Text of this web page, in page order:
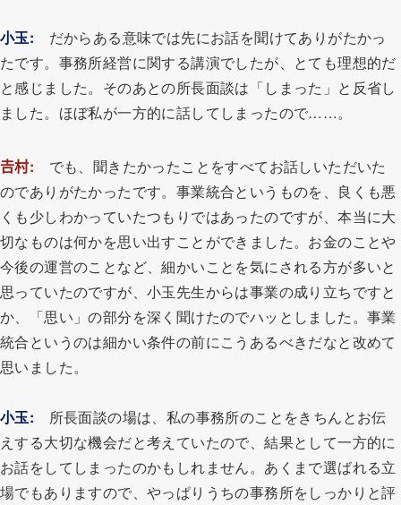
小玉: だからある意味では先にお話を聞けてありがたかっ
たです。事務所経営に関する講演でしたが、とても理想的だ
と感じました。そのあとの所長面談は「しまった」と反省し
ました。ほぼ私が一方的に話してしまったので……。
𠮷村: でも、聞きたかったことをすべてお話しいただいた
のでありがたかったです。事業統合というものを、良くも悪
くも少しわかっていたつもりではあったのですが、本当に大
切なものは何かを思い出すことができました。お金のことや
今後の運営のことなど、細かいことを気にされる方が多いと
思っていたのですが、小玉先生からは事業の成り立ちですと
か、「思い」の部分を深く聞けたのでハッとしました。事業
統合というのは細かい条件の前にこうあるべきだなと改めて
思いました。
小玉: 所長面談の場は、私の事務所のことをきちんとお伝
えする大切な機会だと考えていたので、結果として一方的に
お話をしてしまったのかもしれません。あくまで選ばれる立
場でもありますので、やっぱりうちの事務所をしっかりと評